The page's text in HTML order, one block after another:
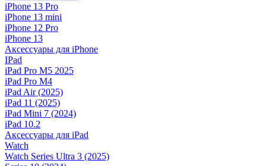
iPhone 13 Pro
iPhone 13 mini
iPhone 12 Pro
iPhone 13
Аксессуары для iPhone
IPad
iPad Pro M5 2025
iPad Pro M4
iPad Air (2025)
iPad 11 (2025)
iPad Mini 7 (2024)
iPad 10.2
Аксессуары для iPad
Watch
Watch Series Ultra 3 (2025)